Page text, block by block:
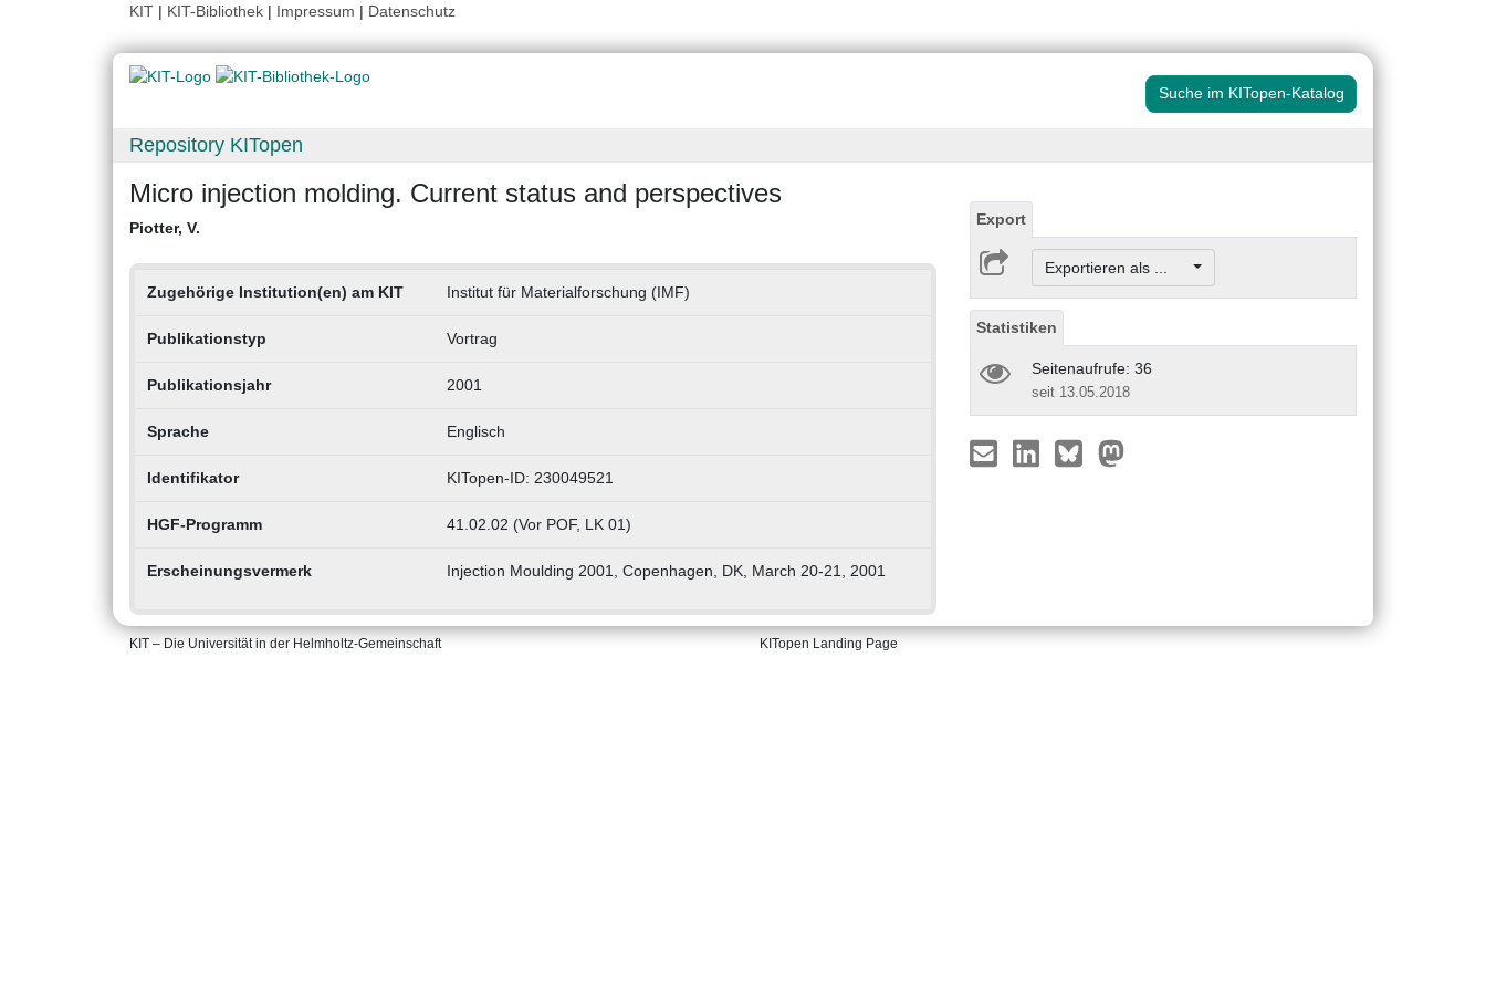
KIT | KIT-Bibliothek | Impressum | Datenschutz
Suche im KITopen-Katalog
Repository KITopen
Micro injection molding. Current status and perspectives
Piotter, V.
Zugehörige Institution(en) am KIT Institut für Materialforschung (IMF)
Publikationstyp Vortrag
Publikationsjahr 2001
Sprache Englisch
Identifikator KITopen-ID: 230049521
HGF-Programm 41.02.02 (Vor POF, LK 01)
Erscheinungsvermerk Injection Moulding 2001, Copenhagen, DK, March 20-21, 2001
Export
Exportieren als ...
Statistiken
Seitenaufrufe: 36
seit 13.05.2018
KIT – Die Universität in der Helmholtz-Gemeinschaft KITopen Landing Page